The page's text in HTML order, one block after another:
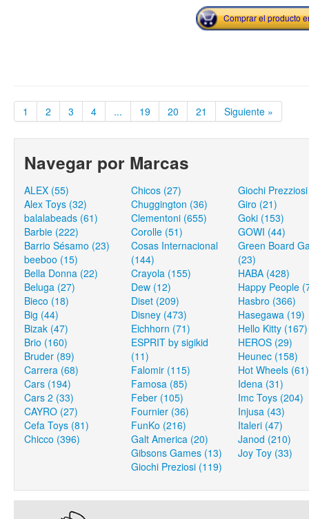
Comprar el producto
1 2 3 4 ... 19 20 21 Siguiente »
Navegar por Marcas
ALEX (55)
Alex Toys (32)
balalabeads (61)
Barbie (222)
Barrio Sésamo (23)
beeboo (15)
Bella Donna (22)
Beluga (27)
Bieco (18)
Big (44)
Bizak (47)
Brio (160)
Bruder (89)
Carrera (68)
Cars (194)
Cars 2 (33)
CAYRO (27)
Cefa Toys (81)
Chicco (396)
Chicos (27)
Chuggington (36)
Clementoni (655)
Corolle (51)
Cosas Internacional
(144)
Crayola (155)
Dew (12)
Diset (209)
Disney (473)
Eichhorn (71)
ESPRIT by sigikid
(11)
Falomir (115)
Famosa (85)
Feber (105)
Fournier (36)
FunKo (216)
Galt America (20)
Gibsons Games (13)
Giochi Preziosi (119)
Giochi
Giro (21)
Goki (153)
GOWI (44)
Green Board
(23)
HABA (428)
Happy People
Hasbro (366)
Hasegawa (19)
Hello Kitty (167)
HEROS (29)
Heunec (158)
Hot Wheels (61)
Idena (31)
Imc Toys (204)
Injusa (43)
Italeri (47)
Janod (210)
Joy Toy (33)